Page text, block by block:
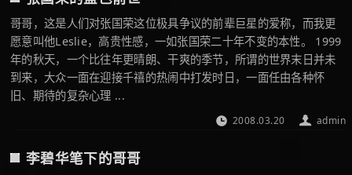
哥哥，这是人们对张国荣这位极具争议的前辈巨星的爱称，而我更
愿意叫他Leslie，高贵性感，一如张国荣二十年不变的本性。 1999
年的秋天，一个比往年更晴朗、干爽的季节，所谓的世界末日并未
到来，大众一面在迎接千禧的热闹中打发时日，一面任由各种怀
旧、期待的复杂心理 ...
admin
2008.03.20
李碧华笔下的哥哥